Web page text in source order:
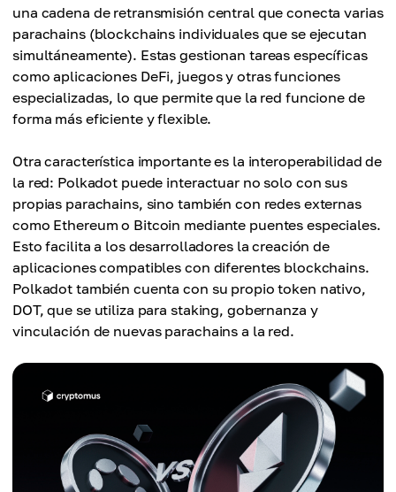
una cadena de retransmisión central que conecta varias
parachains (blockchains individuales que se ejecutan
simultáneamente). Estas gestionan tareas específicas
como aplicaciones DeFi, juegos y otras funciones
especializadas, lo que permite que la red funcione de
forma más eficiente y flexible.
Otra característica importante es la interoperabilidad de
la red: Polkadot puede interactuar no solo con sus
propias parachains, sino también con redes externas
como Ethereum o Bitcoin mediante puentes especiales.
Esto facilita a los desarrolladores la creación de
aplicaciones compatibles con diferentes blockchains.
Polkadot también cuenta con su propio token nativo,
DOT, que se utiliza para staking, gobernanza y
vinculación de nuevas parachains a la red.